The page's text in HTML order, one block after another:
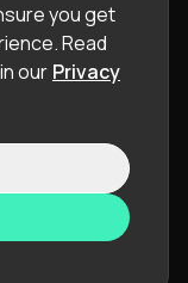
you get
Read
our Privacy